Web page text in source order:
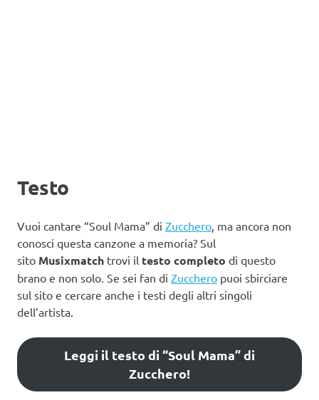
Testo
Vuoi cantare “Soul Mama” di Zucchero, ma ancora non
conosci questa canzone a memoria? Sul
sito Musixmatch trovi il testo completo di questo
brano e non solo. Se sei fan di Zucchero puoi sbirciare
sul sito e cercare anche i testi degli altri singoli
dell’artista.
Leggi il testo di “Soul Mama” di
Zucchero!